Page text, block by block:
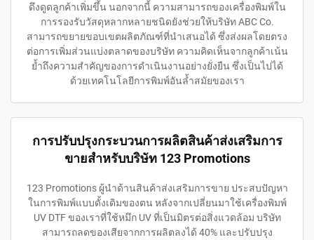
ดึงดูดลูกค้าเพิ่มขึ้น นอกจากนี้ ความสามารถของเครื่องพิมพ์ใน
การรองรับวัสดุหลากหลายชนิดยังช่วยให้บริษัท ABC Co.
สามารถขยายขอบเขตผลิตภัณฑ์ที่นำเสนอได้ ซึ่งส่งผลโดยตรง
ต่อการเพิ่มส่วนแบ่งตลาดของบริษัท ความคิดเห็นจากลูกค้าเน้น
ย้ำถึงความสำคัญของการดำเนินงานอย่างยั่งยืน ซึ่งเป็นไปได้
ด้วยเทคโนโลยีการพิมพ์อันล้ำสมัยของเรา
การปรับปรุงกระบวนการผลิตสินค้าส่งเสริมการ
ขายสำหรับบริษัท 123 Promotions
123 Promotions ผู้นำด้านสินค้าส่งเสริมการขาย ประสบปัญหา
ในการพิมพ์แบบดั้งเดิมของตน หลังจากเปลี่ยนมาใช้เครื่องพิมพ์
UV DTF ของเราที่ใช้หมึก UV ที่เป็นมิตรต่อสิ่งแวดล้อม บริษัท
สามารถลดของเสียจากการผลิตลงได้ 40% และปรับปรุง